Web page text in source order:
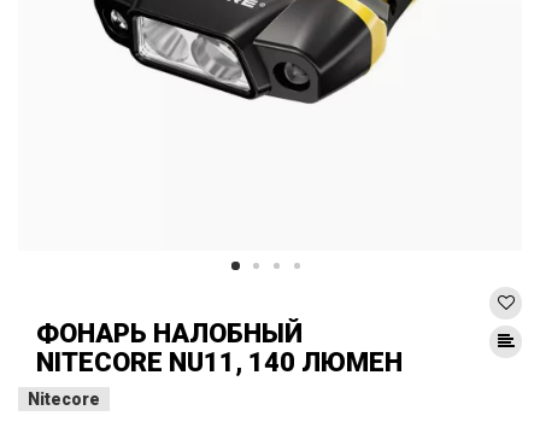
ФОНАРЬ НАЛОБНЫЙ
NITECORE NU11, 140 ЛЮМЕН
Nitecore